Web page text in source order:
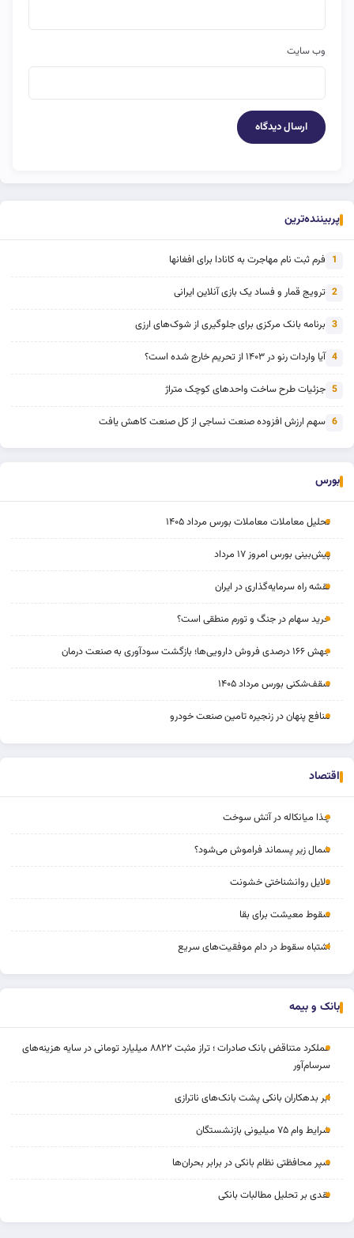
وب‌ سایت
پربیننده‌ترین
1 فرم ثبت نام مهاجرت به کانادا برای افغانها
2 ترویج قمار و فساد یک بازی آنلاین ایرانی
3 برنامه بانک مرکزی برای جلوگیری از شوک‌های ارزی
4 آیا واردات رنو در ۱۴۰۳ از تحریم خارج شده است؟
5 جزئیات طرح ساخت واحدهای کوچک متراژ
6 سهم ارزش افزوده صنعت نساجی از کل صنعت کاهش یافت
بورس
تحلیل معاملات معاملات بورس مرداد ۱۴۰۵
پیش‌بینی بورس امروز ۱۷ مرداد
نقشه راه سرمایه‌گذاری در ایران
خرید سهام در جنگ و تورم منطقی است؟
جهش ۱۶۶ درصدی فروش دارویی‌ها؛ بازگشت سودآوری به صنعت درمان
سقف‌شکنی بورس مرداد ۱۴۰۵
منافع پنهان در زنجیره تامین صنعت خودرو
اقتصاد
چذا میانکاله در آتش سوخت
شمال زیر پسماند فراموش می‌شود؟
دلایل روانشناختی خشونت
سقوط معیشت برای بقا
اشتباه سقوط در دام موفقیت‌های سریع
بانک و بیمه
عملکرد متناقض بانک صادرات ؛ تراز مثبت ۸۸۲۲ میلیارد تومانی در سایه هزینه‌های
سرسام‌آور
ابر بدهکاران بانکی پشت بانک‌های ناترازی
شرایط وام ۷۵ میلیونی بازنشستگان
سپر محافظتی نظام بانکی در برابر بحران‌ها
نقدی بر تحلیل مطالبات بانکی